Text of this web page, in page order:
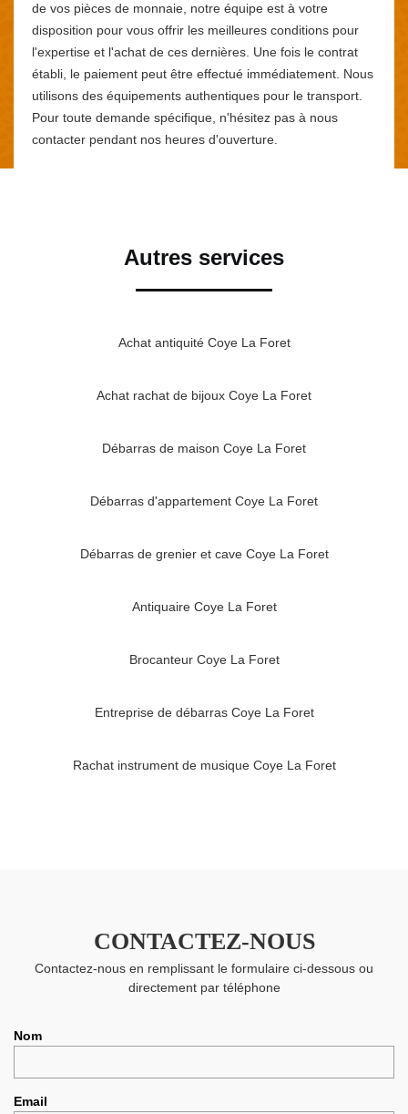
de vos pièces de monnaie, notre équipe est à votre
disposition pour vous offrir les meilleures conditions pour
l'expertise et l'achat de ces dernières. Une fois le contrat
établi, le paiement peut être effectué immédiatement. Nous
utilisons des équipements authentiques pour le transport.
Pour toute demande spécifique, n'hésitez pas à nous
contacter pendant nos heures d'ouverture.
Autres services
Achat antiquité Coye La Foret
Achat rachat de bijoux Coye La Foret
Débarras de maison Coye La Foret
Débarras d'appartement Coye La Foret
Débarras de grenier et cave Coye La Foret
Antiquaire Coye La Foret
Brocanteur Coye La Foret
Entreprise de débarras Coye La Foret
Rachat instrument de musique Coye La Foret
CONTACTEZ-NOUS
Contactez-nous en remplissant le formulaire ci-dessous ou
directement par téléphone
Nom
Email